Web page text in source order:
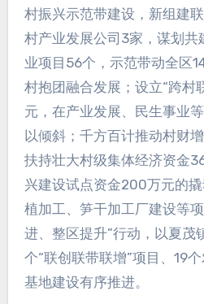
村振兴示范带建设，新组建
村产业发展公司3家，谋划共
业项目56个，示范带动全区
村抱团融合发展；设立“跨村
元，在产业发展、民生事业
以倾斜；千方百计推动村财
扶持壮大村级集体经济资金
兴建设试点资金200万元的
植加工、笋干加工厂建设等
进、整区提升”行动，以夏茂
个“联创联带联增”项目、19
基地建设有序推进。